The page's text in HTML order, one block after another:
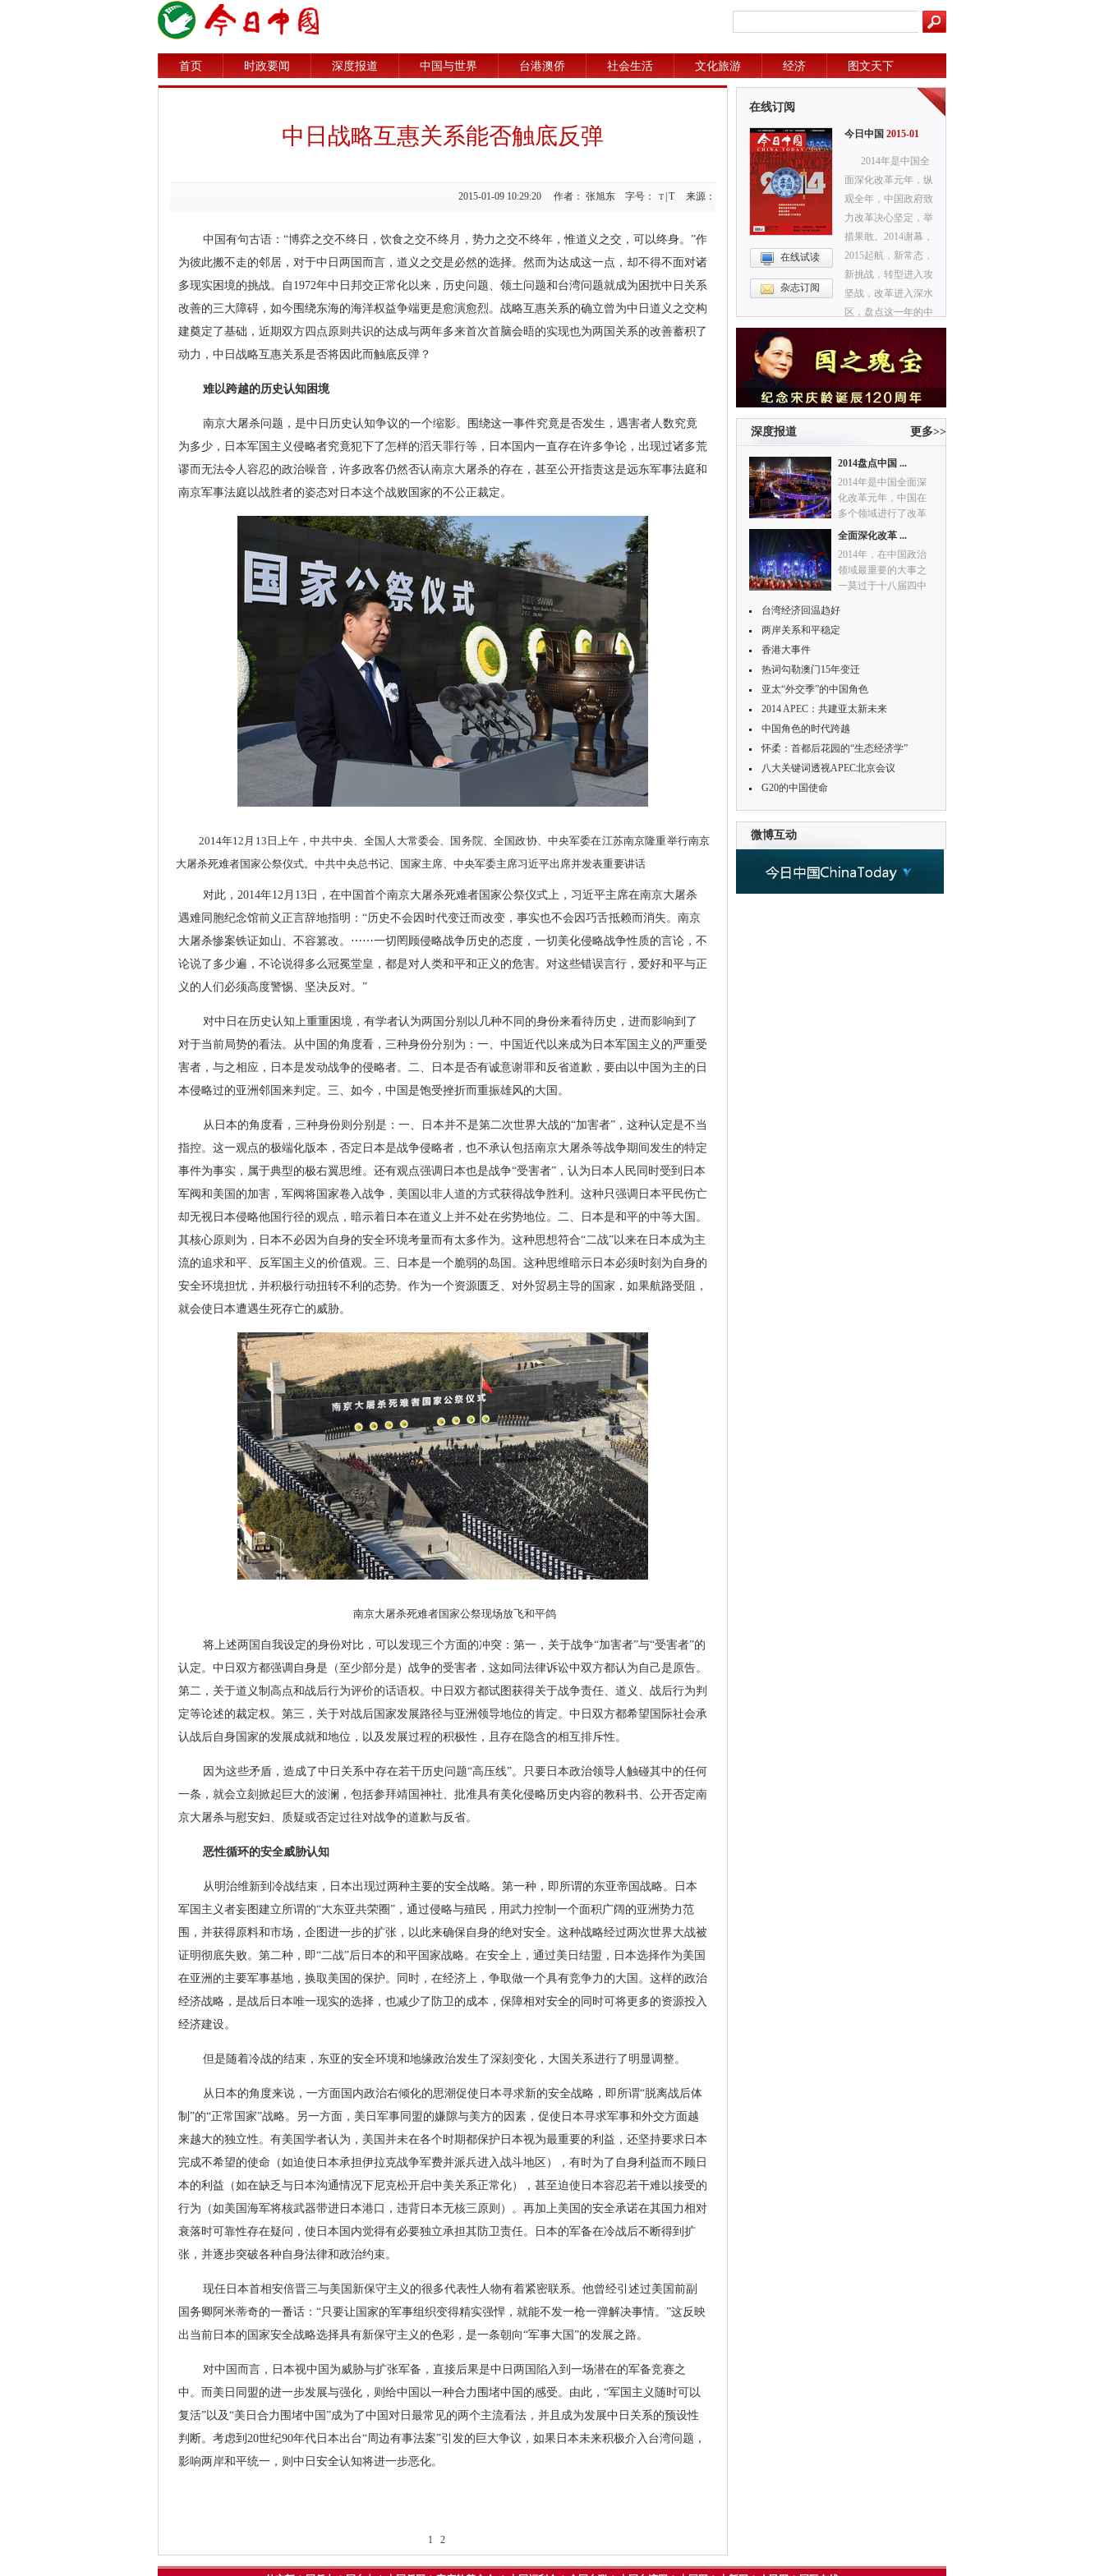
首页 时政要闻 深度报道 中国与世界 台港澳侨 社会生活 文化旅游 经济 图文天下
中日战略互惠关系能否触底反弹
2015-01-09 10:29:20 作者： 张旭东 字号： T T 来源：
中国有句古语：“博弈之交不终日，饮食之交不终月，势力之交不终年，惟道义之交，可以终身。”作
为彼此搬不走的邻居，对于中日两国而言，道义之交是必然的选择。然而为达成这一点，却不得不面对诸
多现实困境的挑战。自1972年中日邦交正常化以来，历史问题、领土问题和台湾问题就成为困扰中日关系
改善的三大障碍，如今围绕东海的海洋权益争端更是愈演愈烈。战略互惠关系的确立曾为中日道义之交构
建奠定了基础，近期双方四点原则共识的达成与两年多来首次首脑会晤的实现也为两国关系的改善蓄积了
动力，中日战略互惠关系是否将因此而触底反弹？
难以跨越的历史认知困境
南京大屠杀问题，是中日历史认知争议的一个缩影。围绕这一事件究竟是否发生，遇害者人数究竟
为多少，日本军国主义侵略者究竟犯下了怎样的滔天罪行等，日本国内一直存在许多争论，出现过诸多荒
谬而无法令人容忍的政治噪音，许多政客仍然否认南京大屠杀的存在，甚至公开指责这是远东军事法庭和
南京军事法庭以战胜者的姿态对日本这个战败国家的不公正裁定。
2014年12月13日上午，中共中央、全国人大常委会、国务院、全国政协、中央军委在江苏南京隆重举行南京
大屠杀死难者国家公祭仪式。中共中央总书记、国家主席、中央军委主席习近平出席并发表重要讲话
对此，2014年12月13日，在中国首个南京大屠杀死难者国家公祭仪式上，习近平主席在南京大屠杀
遇难同胞纪念馆前义正言辞地指明：“历史不会因时代变迁而改变，事实也不会因巧舌抵赖而消失。南京
大屠杀惨案铁证如山、不容篡改。⋯⋯一切罔顾侵略战争历史的态度，一切美化侵略战争性质的言论，不
论说了多少遍，不论说得多么冠冕堂皇，都是对人类和平和正义的危害。对这些错误言行，爱好和平与正
义的人们必须高度警惕、坚决反对。”
对中日在历史认知上重重困境，有学者认为两国分别以几种不同的身份来看待历史，进而影响到了
对于当前局势的看法。从中国的角度看，三种身份分别为：一、中国近代以来成为日本军国主义的严重受
害者，与之相应，日本是发动战争的侵略者。二、日本是否有诚意谢罪和反省道歉，要由以中国为主的日
本侵略过的亚洲邻国来判定。三、如今，中国是饱受挫折而重振雄风的大国。
从日本的角度看，三种身份则分别是：一、日本并不是第二次世界大战的“加害者”，这种认定是不当
指控。这一观点的极端化版本，否定日本是战争侵略者，也不承认包括南京大屠杀等战争期间发生的特定
事件为事实，属于典型的极右翼思维。还有观点强调日本也是战争“受害者”，认为日本人民同时受到日本
军阀和美国的加害，军阀将国家卷入战争，美国以非人道的方式获得战争胜利。这种只强调日本平民伤亡
却无视日本侵略他国行径的观点，暗示着日本在道义上并不处在劣势地位。二、日本是和平的中等大国。
其核心原则为，日本不必因为自身的安全环境考量而有太多作为。这种思想符合“二战”以来在日本成为主
流的追求和平、反军国主义的价值观。三、日本是一个脆弱的岛国。这种思维暗示日本必须时刻为自身的
安全环境担忧，并积极行动扭转不利的态势。作为一个资源匮乏、对外贸易主导的国家，如果航路受阻，
就会使日本遭遇生死存亡的威胁。
南京大屠杀死难者国家公祭现场放飞和平鸽
将上述两国自我设定的身份对比，可以发现三个方面的冲突：第一，关于战争“加害者”与“受害者”的
认定。中日双方都强调自身是（至少部分是）战争的受害者，这如同法律诉讼中双方都认为自己是原告。
第二，关于道义制高点和战后行为评价的话语权。中日双方都试图获得关于战争责任、道义、战后行为判
定等论述的裁定权。第三，关于对战后国家发展路径与亚洲领导地位的肯定。中日双方都希望国际社会承
认战后自身国家的发展成就和地位，以及发展过程的积极性，且存在隐含的相互排斥性。
因为这些矛盾，造成了中日关系中存在若干历史问题“高压线”。只要日本政治领导人触碰其中的任何
一条，就会立刻掀起巨大的波澜，包括参拜靖国神社、批准具有美化侵略历史内容的教科书、公开否定南
京大屠杀与慰安妇、质疑或否定过往对战争的道歉与反省。
恶性循环的安全威胁认知
从明治维新到冷战结束，日本出现过两种主要的安全战略。第一种，即所谓的东亚帝国战略。日本
军国主义者妄图建立所谓的“大东亚共荣圈”，通过侵略与殖民，用武力控制一个面积广阔的亚洲势力范
围，并获得原料和市场，企图进一步的扩张，以此来确保自身的绝对安全。这种战略经过两次世界大战被
证明彻底失败。第二种，即“二战”后日本的和平国家战略。在安全上，通过美日结盟，日本选择作为美国
在亚洲的主要军事基地，换取美国的保护。同时，在经济上，争取做一个具有竞争力的大国。这样的政治
经济战略，是战后日本唯一现实的选择，也减少了防卫的成本，保障相对安全的同时可将更多的资源投入
经济建设。
但是随着冷战的结束，东亚的安全环境和地缘政治发生了深刻变化，大国关系进行了明显调整。
从日本的角度来说，一方面国内政治右倾化的思潮促使日本寻求新的安全战略，即所谓“脱离战后体
制”的“正常国家”战略。另一方面，美日军事同盟的嫌隙与美方的因素，促使日本寻求军事和外交方面越
来越大的独立性。有美国学者认为，美国并未在各个时期都保护日本视为最重要的利益，还坚持要求日本
完成不希望的使命（如迫使日本承担伊拉克战争军费并派兵进入战斗地区），有时为了自身利益而不顾日
本的利益（如在缺乏与日本沟通情况下尼克松开启中美关系正常化），甚至迫使日本容忍若干难以接受的
行为（如美国海军将核武器带进日本港口，违背日本无核三原则）。再加上美国的安全承诺在其国力相对
衰落时可靠性存在疑问，使日本国内觉得有必要独立承担其防卫责任。日本的军备在冷战后不断得到扩
张，并逐步突破各种自身法律和政治约束。
现任日本首相安倍晋三与美国新保守主义的很多代表性人物有着紧密联系。他曾经引述过美国前副
国务卿阿米蒂奇的一番话：“只要让国家的军事组织变得精实强悍，就能不发一枪一弹解决事情。”这反映
出当前日本的国家安全战略选择具有新保守主义的色彩，是一条朝向“军事大国”的发展之路。
对中国而言，日本视中国为威胁与扩张军备，直接后果是中日两国陷入到一场潜在的军备竞赛之
中。而美日同盟的进一步发展与强化，则给中国以一种合力围堵中国的感受。由此，“军国主义随时可以
复活”以及“美日合力围堵中国”成为了中国对日最常见的两个主流看法，并且成为发展中日关系的预设性
判断。考虑到20世纪90年代日本出台“周边有事法案”引发的巨大争议，如果日本未来积极介入台湾问题，
影响两岸和平统一，则中日安全认知将进一步恶化。
1 2
在线订阅
在线试读
杂志订阅
今日中国 2015-01
2014年是中国全
面深化改革元年，纵
观全年，中国政府致
力改革决心坚定，举
措果敢。2014谢幕，
2015起航，新常态，
新挑战，转型进入攻
坚战，改革进入深水
区，盘点这一年的中
国大事，可以探到中
国未来的发展脉络。
更多>>
深度报道
2014盘点中国 ...
2014年是中国全面深
化改革元年，中国在
多个领域进行了改革
的“大动作”。
全面深化改革 ...
2014年，在中国政治
领域最重要的大事之
一莫过于十八届四中
中央关于全面推进依
的决定》，在建设社
程上树起一座新的里
程碑。
台湾经济回温趋好
两岸关系和平稳定
香港大事件
热词勾勒澳门15年变迁
亚太“外交季”的中国角色
2014 APEC：共建亚太新未来
中国角色的时代跨越
怀柔：首都后花园的“生态经济学”
八大关键词透视APEC北京会议
G20的中国使命
微博互动